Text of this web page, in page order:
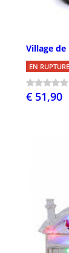
Village
EN
€ 51,90